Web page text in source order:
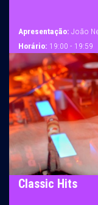
Apresentação: João
Horário: 19:00 - 19:59
Classic Hits